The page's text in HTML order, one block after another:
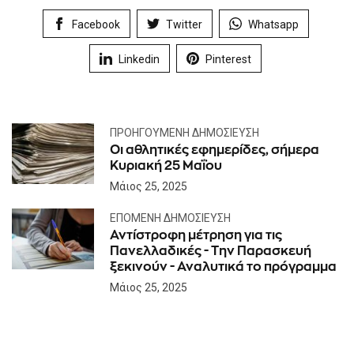
Facebook Twitter Whatsapp
Linkedin Pinterest
ΠΡΟΗΓΟΎΜΕΝΗ ΔΗΜΟΣΊΕΥΣΗ
Οι αθλητικές εφημερίδες, σήμερα
Kυριακή 25 Μαΐου
Μάιος 25, 2025
ΕΠΌΜΕΝΗ ΔΗΜΟΣΊΕΥΣΗ
Αντίστροφη μέτρηση για τις
Πανελλαδικές - Την Παρασκευή
ξεκινούν - Αναλυτικά το πρόγραμμα
Μάιος 25, 2025